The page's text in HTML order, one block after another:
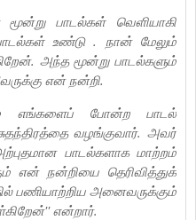
பாடல்கள் வெளியாகி
உண்டு . நான் மேலும்
அந்த மூன்று பாடல்களும்
என் நன்றி.
எங்களைப் போன்ற பாடல்
வழங்குவார். அவர்
பாடல்களாக மாற்றம்
என் நன்றியை தெரிவித்துக்
பணியாற்றிய அனைவருக்கும்
என்றார்.